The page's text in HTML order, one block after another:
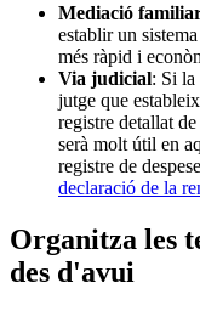
Mediació
establir un
més ràpid i
Via judicial: Si la
jutge que
registre detallat
serà molt útil en
registre de
declaració de la
Organitza les
des d'avui